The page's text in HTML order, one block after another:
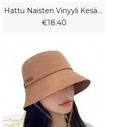
Hattu Naisten Vinyyli Kesäkalastajan Taitettava Isolierinen Ranta-Auringon Olkihattu
€18.40